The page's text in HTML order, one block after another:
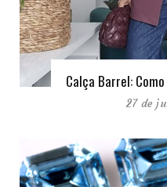
Calça Barrel:
27 de